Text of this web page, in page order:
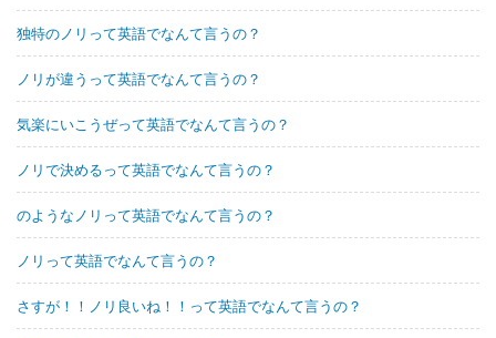
独特のノリって英語でなんて言うの？
ノリが違うって英語でなんて言うの？
気楽にいこうぜって英語でなんて言うの？
ノリで決めるって英語でなんて言うの？
のようなノリって英語でなんて言うの？
ノリって英語でなんて言うの？
さすが！！ノリ良いね！！って英語でなんて言うの？